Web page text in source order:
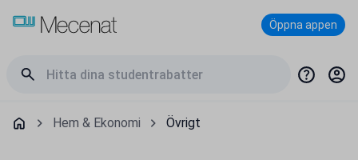
Öppna appen
Hem & Ekonomi Övrigt